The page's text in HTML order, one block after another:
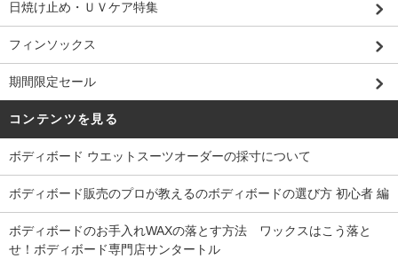
日焼け止め・ＵＶケア特集
フィンソックス
期間限定セール
コンテンツを見る
ボディボード ウエットスーツオーダーの採寸について
ボディボード販売のプロが教えるのボディボードの選び方 初心者 編
ボディボードのお手入れWAXの落とす方法 ワックスはこう落と
せ！ボディボード専門店サンタートル